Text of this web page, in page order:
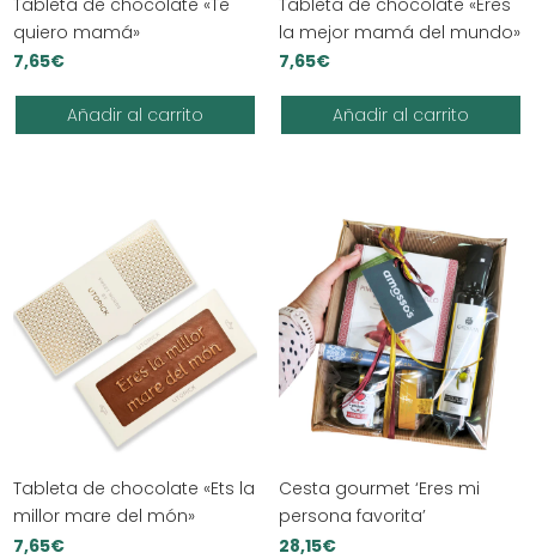
quiero mamá»
7,65€
Añadir al carrito
la mejor mamá del mundo»
7,65€
Añadir al carrito
Tableta de chocolate «Ets la
millor mare del món»
7,65€
Cesta gourmet ‘Eres mi
persona favorita’
28,15€